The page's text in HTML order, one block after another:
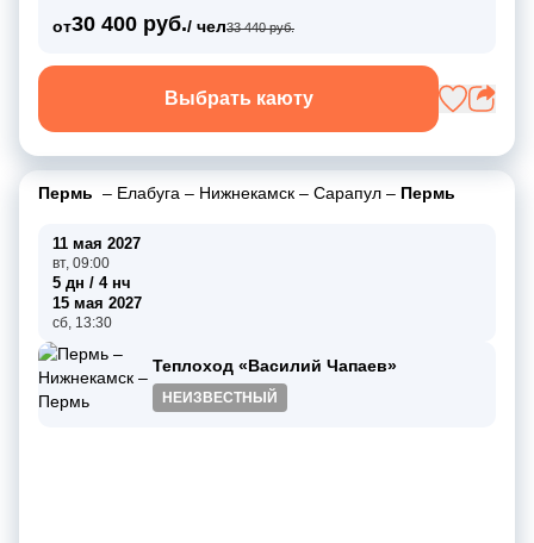
от30 400 руб./ чел33 440 руб.
Выбрать каюту
Пермь – Елабуга – Нижнекамск – Сарапул – Пермь
11 мая 2027
вт, 09:00
5 дн / 4 нч
15 мая 2027
сб, 13:30
Теплоход «Василий Чапаев»
НЕИЗВЕСТНЫЙ